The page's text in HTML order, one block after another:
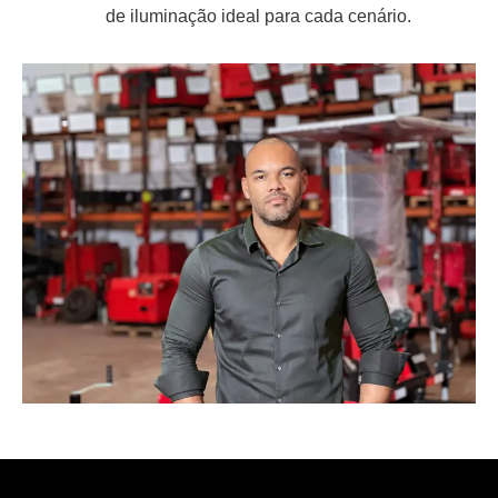
de iluminação ideal para cada cenário.